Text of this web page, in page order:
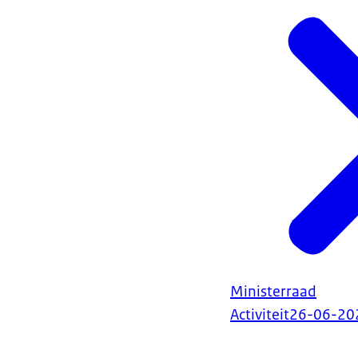
genoeg
je omgeving
om de
kijken. Als
we elkaar
De
alle
trots zijn op
vooral voor
Ministerraad
Activiteit26-06-